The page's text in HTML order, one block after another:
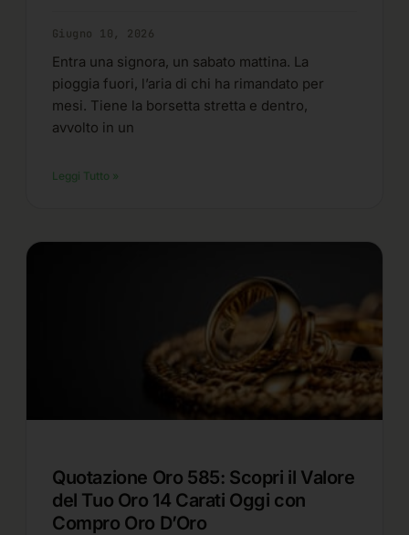
Giugno 10, 2026
Entra una signora, un sabato mattina. La
pioggia fuori, l’aria di chi ha rimandato per
mesi. Tiene la borsetta stretta e dentro,
avvolto in un
Leggi Tutto »
Quotazione Oro 585: Scopri il Valore
del Tuo Oro 14 Carati Oggi con
Compro Oro D’Oro